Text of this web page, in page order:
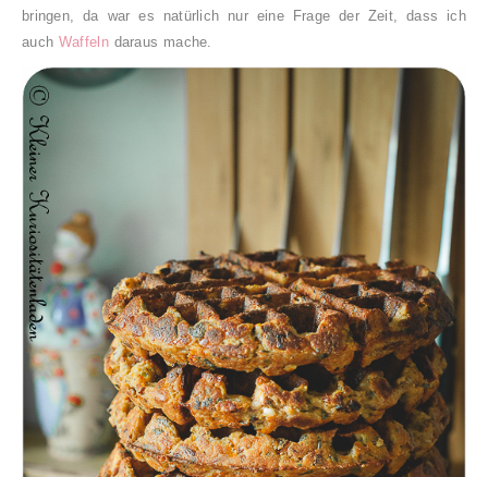
bringen, da war es natürlich nur eine Frage der Zeit, dass ich
auch Waffelndaraus mache.